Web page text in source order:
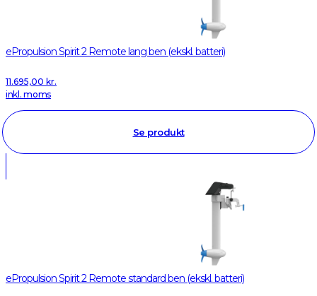
ePropulsion Spirit 2 Remote lang ben (ekskl. batteri)
11.695,00 kr.
inkl. moms
Se produkt
ePropulsion Spirit 2 Remote standard ben (ekskl. batteri)